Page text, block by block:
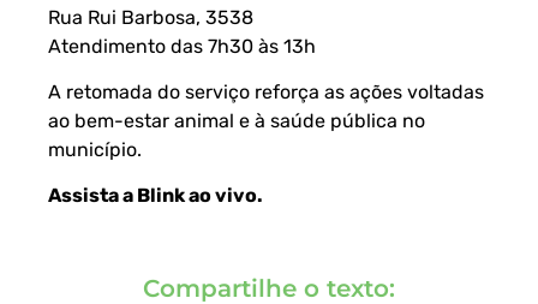
Rua Rui Barbosa, 3538
Atendimento das 7h30 às 13h
A retomada do serviço reforça as ações voltadas
ao bem-estar animal e à saúde pública no
município.
Assista a Blink ao vivo.
Compartilhe o texto: